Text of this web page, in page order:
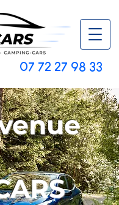
07 72 27 98 33